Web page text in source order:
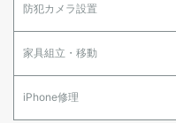
防犯カメラ設置
家具組立・移動
iPhone修理